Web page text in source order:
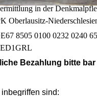
in der
Oberlausitz-
8505 0100 0232 0240
Bezahlung bitte bar
inbegriffen sind: